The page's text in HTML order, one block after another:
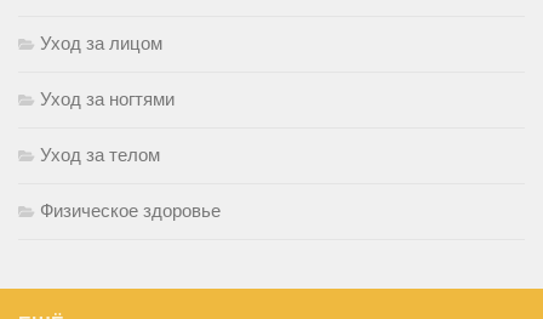
Уход за лицом
Уход за ногтями
Уход за телом
Физическое здоровье